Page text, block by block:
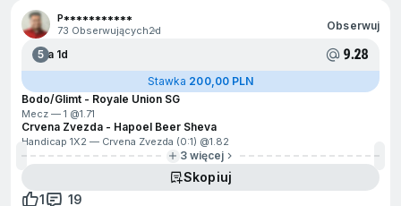
P***********
73 Obserwujących2d Obserwuj
5Za 1d 9.28
Stawka 200,00 PLN
Bodo/Glimt - Royale Union SG
Mecz — 1 @1.71
Crvena Zvezda - Hapoel Beer Sheva
Handicap 1X2 — Crvena Zvezda (0:1) @1.82
3 więcej
Skopiuj
1
19